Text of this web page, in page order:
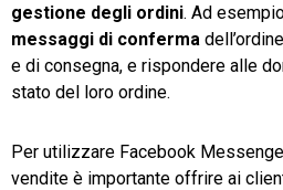
gestione degli ordini. Ad
messaggi di conferma
e di consegna, e rispondere alle
stato del loro ordine.
Per utilizzare Facebook
vendite è importante offrire ai